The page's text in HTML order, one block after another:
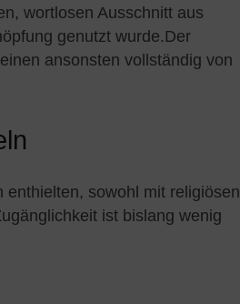
wortlosen Ausschnitt aus
genutzt wurde.Der
ansonsten vollständig von
enthielten, sowohl mit religiösen
ist bislang wenig